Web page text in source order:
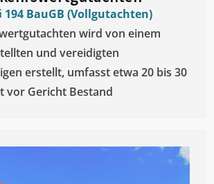
194 BauGB (Vollgutachten)
wird von einem
und vereidigten
erstellt, umfasst etwa 20 bis 30
vor Gericht Bestand